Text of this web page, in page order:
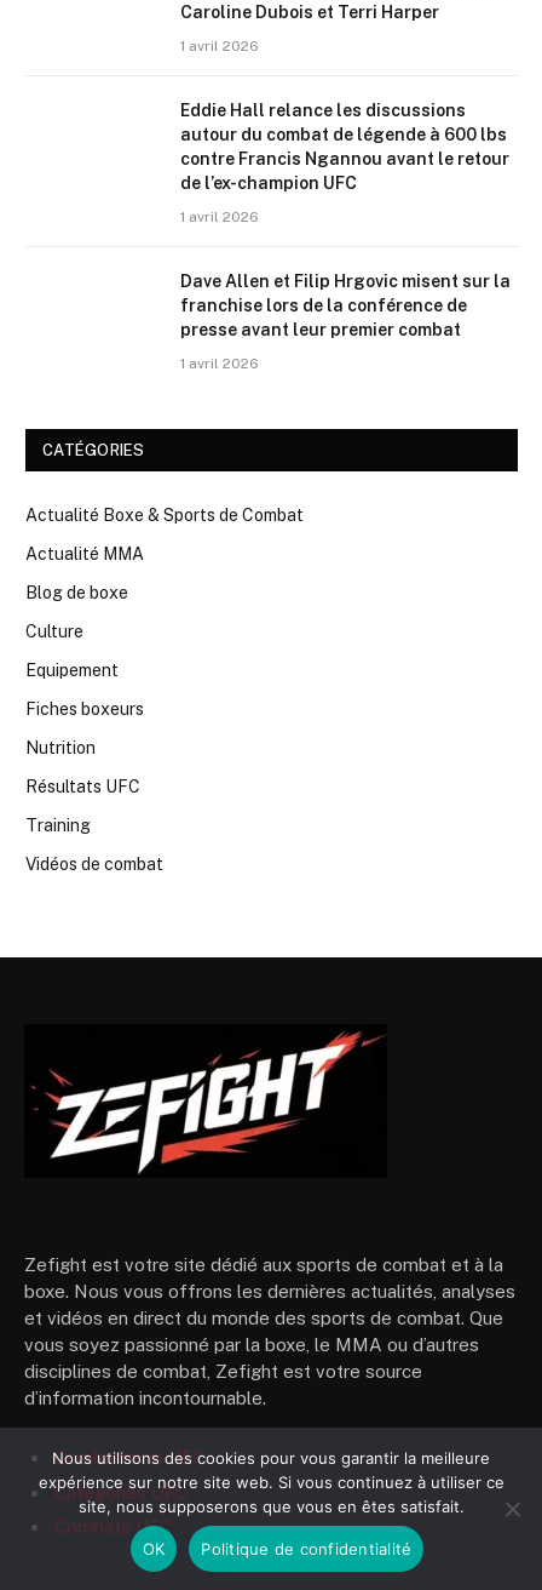
Caroline Dubois et Terri Harper
1 avril 2026
Eddie Hall relance les discussions
autour du combat de légende à 600 lbs
contre Francis Ngannou avant le retour
de l’ex-champion UFC
1 avril 2026
Dave Allen et Filip Hrgovic misent sur la
franchise lors de la conférence de
presse avant leur premier combat
1 avril 2026
CATÉGORIES
Actualité Boxe & Sports de Combat
Actualité MMA
Blog de boxe
Culture
Equipement
Fiches boxeurs
Nutrition
Résultats UFC
Training
Vidéos de combat
Zefight est votre site dédié aux sports de combat et à la
boxe. Nous vous offrons les dernières actualités, analyses
et vidéos en direct du monde des sports de combat. Que
vous soyez passionné par la boxe, le MMA ou d’autres
disciplines de combat, Zefight est votre source
d’information incontournable.
Combattants UFC
Catégories UFC
Combats UFC
Nous utilisons des cookies pour vous garantir la meilleure
expérience sur notre site web. Si vous continuez à utiliser ce
site, nous supposerons que vous en êtes satisfait.
OK Politique de confidentialité